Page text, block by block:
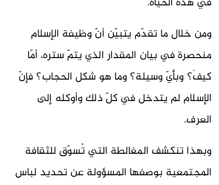
ومن خلال ما تقدّم يتبيّن أنّ وظيفة الإسلام
منحصرة في بيان المقدار الذي يتمّ ستره، أمّا
كيفَ؟ وبأيّ وسيلة؟ وما هو شكل الحجاب؟ فإنّ
الإسلام لم يتدخل في كلّ ذلك وأوكله إلى
العرف.
وبهذا تنكشف المغالطة التي تُسوّق للثقافة
المجتمعية بوصفها المسؤولة عن تحديد لباس